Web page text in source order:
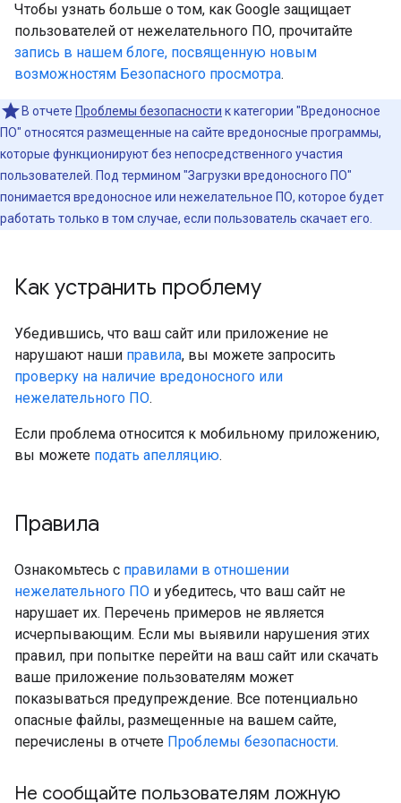
Чтобы узнать больше о том, как Google защищает
пользователей от нежелательного ПО, прочитайте
запись в нашем блоге, посвященную новым
возможностям Безопасного просмотра.
В отчете Проблемы безопасности к категории "Вредоносное
ПО" относятся размещенные на сайте вредоносные программы,
которые функционируют без непосредственного участия
пользователей. Под термином "Загрузки вредоносного ПО"
понимается вредоносное или нежелательное ПО, которое будет
работать только в том случае, если пользователь скачает его.
Как устранить проблему
Убедившись, что ваш сайт или приложение не
нарушают наши правила, вы можете запросить
проверку на наличие вредоносного или
нежелательного ПО.
Если проблема относится к мобильному приложению,
вы можете подать апелляцию.
Правила
Ознакомьтесь с правилами в отношении
нежелательного ПО и убедитесь, что ваш сайт не
нарушает их. Перечень примеров не является
исчерпывающим. Если мы выявили нарушения этих
правил, при попытке перейти на ваш сайт или скачать
ваше приложение пользователям может
показываться предупреждение. Все потенциально
опасные файлы, размещенные на вашем сайте,
перечислены в отчете Проблемы безопасности.
Не сообщайте пользователям ложную